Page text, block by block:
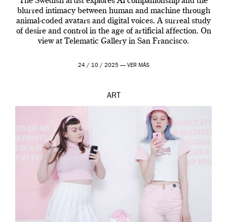
blurred intimacy between human and machine through
animal-coded avatars and digital voices. A surreal study
of desire and control in the age of artificial affection. On
view at Telematic Gallery in San Francisco.
24 / 10 / 2025 — VER MÁS
ART